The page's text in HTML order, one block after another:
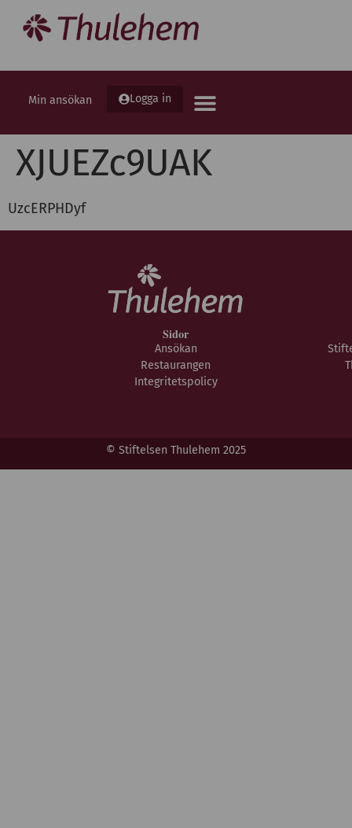
Min ansökan Logga in
XJUEZc9UAK
UzcERPHDyf
Sidor
Ansökan
Restaurangen
Integritetspolicy
© Stiftelsen Thulehem 2025